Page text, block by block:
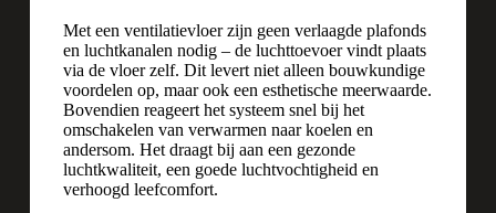
Met een ventilatievloer zijn geen verlaagde plafonds
en luchtkanalen nodig – de luchttoevoer vindt plaats
via de vloer zelf. Dit levert niet alleen bouwkundige
voordelen op, maar ook een esthetische meerwaarde.
Bovendien reageert het systeem snel bij het
omschakelen van verwarmen naar koelen en
andersom. Het draagt bij aan een gezonde
luchtkwaliteit, een goede luchtvochtigheid en
verhoogd leefcomfort.